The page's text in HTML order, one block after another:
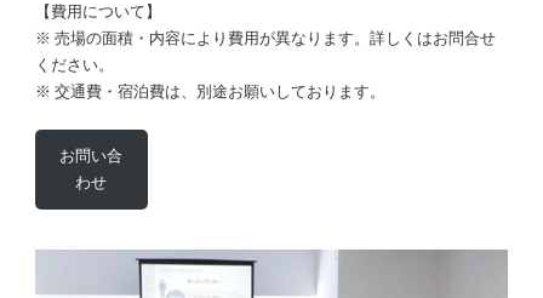
【費用について】
※ 売場の面積・内容により費用が異なります。詳しくはお問合せ
ください。
※ 交通費・宿泊費は、別途お願いしております。
お問い合
わせ